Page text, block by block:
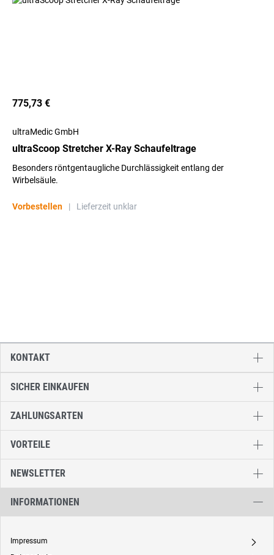
775,73 €
ultraMedic GmbH
ultraScoop Stretcher X-Ray Schaufeltrage
Besonders röntgentaugliche Durchlässigkeit entlang der
Wirbelsäule.
Vorbestellen | Lieferzeit unklar
SICHER EINKAUFEN
ZAHLUNGSARTEN
VORTEILE
NEWSLETTER
INFORMATIONEN
Impressum A
KONTAKT